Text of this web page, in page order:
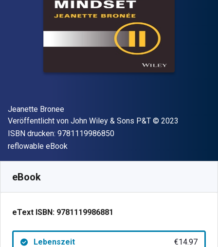
Autor(en)
Jeanette Bronee
Verleger
Veröffentlicht von John Wiley & Sons P&T Copyright
© 2023
ISBN drucken: 9781119986850"ISBN-13 9781119986850"
Format
reflowable eBook
eBook
eText ISBN: 9781119986881
Lebenszeit €14.97